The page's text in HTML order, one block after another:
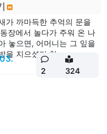
가 까마득한 추억의 문을
장에서 놀다가 주워 온 나
놓으면, 어머니는 그 잎을
지으셨다.천...
2 324